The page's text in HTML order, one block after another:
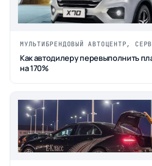
МУЛЬТИБРЕНДОВЫЙ АВТОЦЕНТР,
Как автодилеру перевыполнить
на 170%